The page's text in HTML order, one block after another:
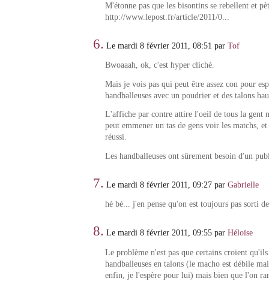
M'étonne pas que les bisontins se rebellent et
http://www.lepost.fr/article/2011/0...
6. Le mardi 8 février 2011, 08:51 parTof
Bwoaaah, ok, c'est hyper cliché.
Mais je vois pas qui peut être assez con pour
handballeuses avec un poudrier et des talons
L'affiche par contre attire l'oeil de tous la gent
peut emmener un tas de gens voir les matchs,
réussi.
Les handballeuses ont sûrement besoin d'un
7. Le mardi 8 février 2011, 09:27 parGabrielle
hé bé... j'en pense qu'on est toujours pas sorti
8. Le mardi 8 février 2011, 09:55 parHéloïse
Le problème n'est pas que certains croient
handballeuses en talons (le macho est débile
enfin, je l'espère pour lui) mais bien que l'on